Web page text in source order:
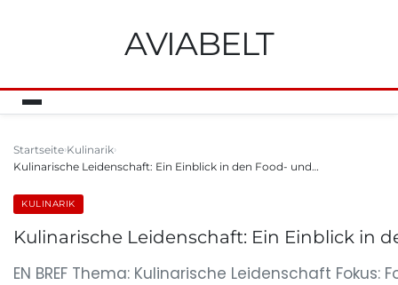
AVIABELT
Startseite Kulinarik
Kulinarische Leidenschaft: Ein Einblick in den Food- und…
KULINARIK
Kulinarische Leidenschaft: Ein Einblick in
EN BREF Thema: Kulinarische Leidenschaft